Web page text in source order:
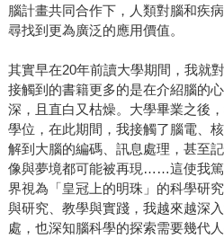
腦計畫共同合作下，人類對腦和疾
尋找到更為廣泛的應用價值。
其實早在20年前讀大學期間，我就
接觸到的書籍更多的是在介紹腦的
深，且直白又枯燥。大學畢業之後
學位，在此期間，我接觸了腦電、
解到大腦的編碼、訊息處理，甚至
像與夢境都可能被再現……這使我
界視為「皇冠上的明珠」的科學研
與研究、教學與實踐，我越來越深
處，也深知腦科學的探索需要幾代